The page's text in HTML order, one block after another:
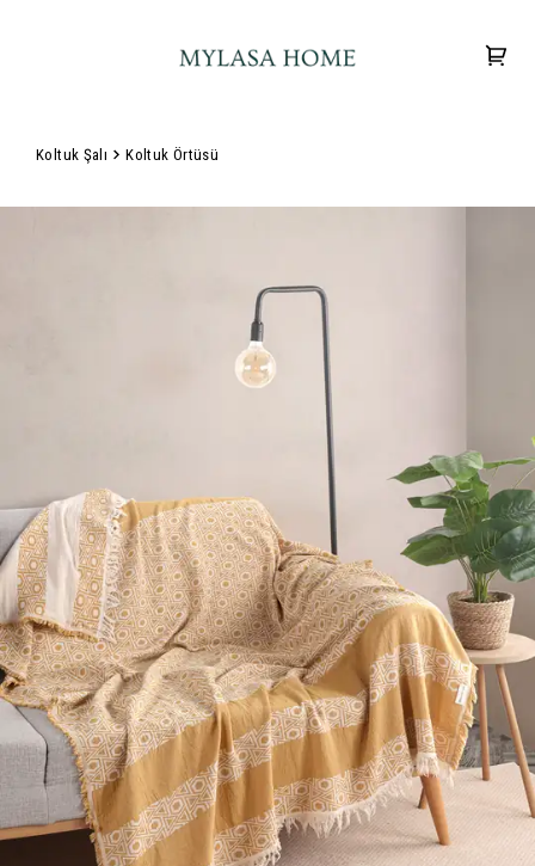
Koltuk Şalı Koltuk Örtüsü